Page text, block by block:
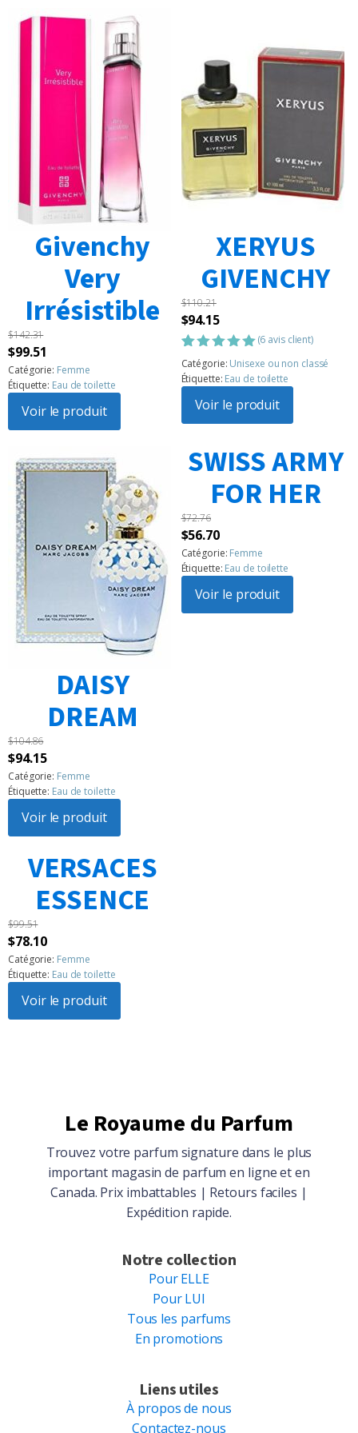
Givenchy
Very
Irrésistible
$142.31
Le
prix
initial
était :
$142.31.
$99.51
prix
actuel
est :
$99.51.
Catégorie: Femme
Étiquette: Eau de toilette
Voir le produit
XERYUS
GIVENCHY
$110.21
Le
prix
initial
était :
$110.21.
$94.15Le
prix
actuel
est :
$94.15.
Noté5.00
sur 5
basé sur
6
notations
client
(6 avis client)
Catégorie: Unisexe ou non classé
Étiquette: Eau de toilette
Voir le produit
DAISY
DREAM
$104.86
Le
prix
initial
était :
$104.86.
$94.15Le
prix
actuel
est :
$94.15.
Catégorie: Femme
Étiquette: Eau de toilette
Voir le produit
SWISS ARMY
FOR HER
$72.76
Le
prix
initial
était :
$72.76.
$56.70Le
prix
actuel
est :
$56.70.
Catégorie: Femme
Étiquette: Eau de toilette
Voir le produit
VERSACES
ESSENCE
$99.51
Le
prix
initial
était :
$99.51.
$78.10Le
prix
actuel
est :
$78.10.
Catégorie: Femme
Étiquette: Eau de toilette
Voir le produit
Le Royaume du Parfum
Trouvez votre parfum signature dans le plus
important magasin de parfum en ligne et en
Canada. Prix imbattables | Retours faciles |
Expédition rapide.
Notre collection
Pour ELLE
Pour LUI
Tous les parfums
En promotions
Liens utiles
À propos de nous
Contactez-nous